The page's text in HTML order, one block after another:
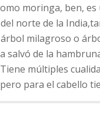
moringa, ben,
norte de la
milagroso o
salvó de la
múltiples
para el cabello